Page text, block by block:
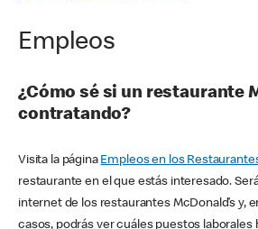
Empleos
¿Cómo sé si un restaurante
contratando?
Visita la página Empleos en los
restaurante en el que estás interesado.
internet de los restaurantes McDonald’s y,
casos, podrás ver cuáles puestos laborales